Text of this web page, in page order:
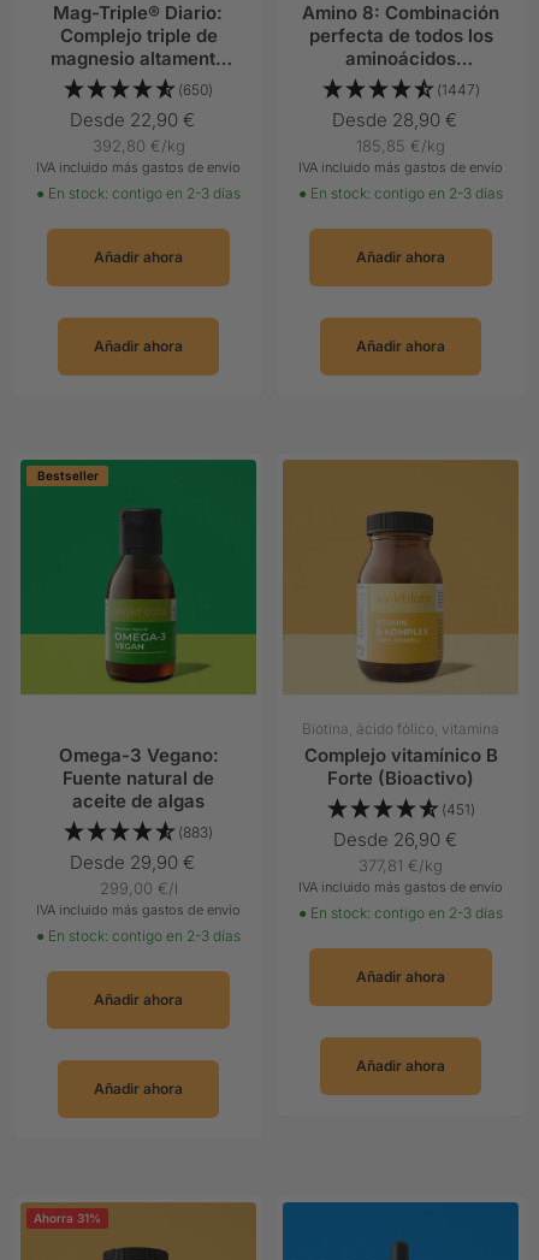
Mag-Triple® Diario:
Complejo triple de
magnesio altamente
compatible sin citratos
(650)
Precio
Oferta
Desde 22,90 €
392,80 €/kg
IVA incluido más gastos de envío
● En stock: contigo en 2-3 días
Añadir ahora
Añadir ahora
Amino 8: Combinación
perfecta de todos los
aminoácidos
esenciales según el
Prof. Dr. Lucà-Moretti
(1447)
Precio
Oferta
Desde 28,90 €
185,85 €/kg
IVA incluido más gastos de envío
● En stock: contigo en 2-3 días
Añadir ahora
Añadir ahora
Bestseller
Omega-3 Vegano:
Fuente natural de
aceite de algas
(883)
Precio
Oferta
Desde 29,90 €
299,00 €/l
IVA incluido más gastos de envío
● En stock: contigo en 2-3 días
Añadir ahora
Añadir ahora
Biotina, ácido fólico, vitamina
Complejo vitamínico B
Forte (Bioactivo)
(451)
Precio
Oferta
Desde 26,90 €
377,81 €/kg
IVA incluido más gastos de envío
● En stock: contigo en 2-3 días
Añadir ahora
Añadir ahora
Ahorra 31%